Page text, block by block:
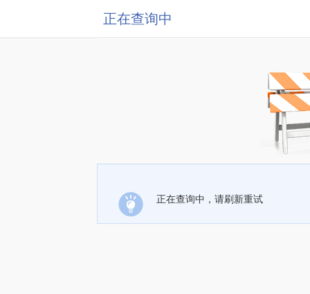
正在查询中
正在查询中，请刷新重试